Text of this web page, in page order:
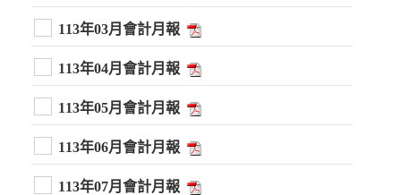
113年03月會計月報
113年04月會計月報
113年05月會計月報
113年06月會計月報
113年07月會計月報